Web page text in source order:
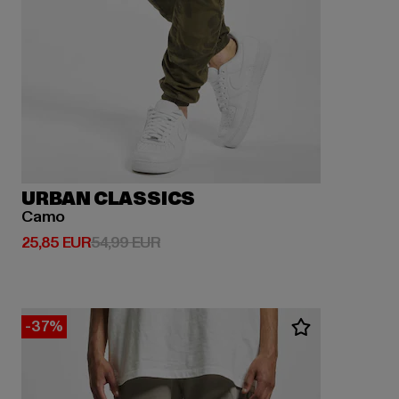
URBAN CLASSICS
Camo
25,85 EUR
Derzeitiger Preis: 25,85 EUR
54,99 EURAktionspreis: 54,99 EUR
-37%